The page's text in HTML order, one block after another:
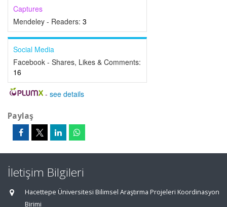
Captures
Mendeley - Readers: 3
Social Media
Facebook - Shares, Likes & Comments:
16
- see details
Paylaş
İletişim Bilgileri
Hacettepe Üniversitesi Bilimsel Araştırma Projeleri Koordinasyon
Birimi